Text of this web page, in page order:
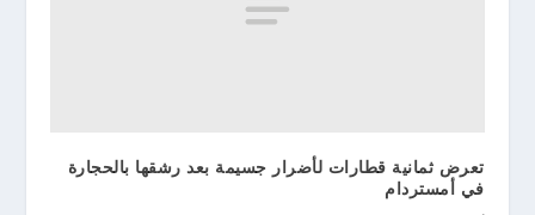
تعرض ثمانية قطارات لأضرار جسيمة بعد رشقها بالحجارة
في أمستردام